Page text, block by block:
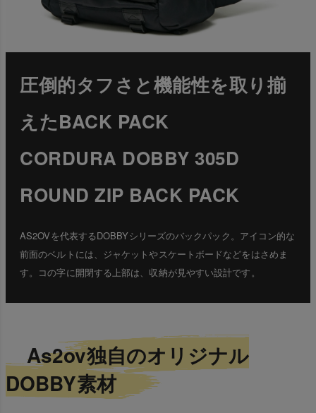
圧倒的タフさと機能性を取り揃
えたBACK PACK
CORDURA DOBBY 305D
ROUND ZIP BACK PACK
AS2OVを代表するDOBBYシリーズのバックパック。アイコン的な
前面のベルトには、ジャケットやスケートボードなどをはさめま
す。コの字に開閉する上部は、収納が見やすい設計です。
As2ov独自のオリジナル
DOBBY素材